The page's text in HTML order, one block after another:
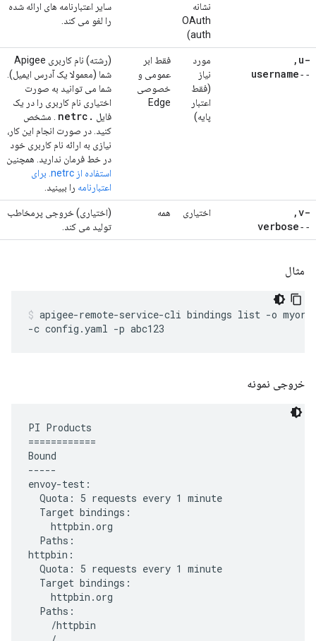
نشانه
OAuth
auth)
سایر اعتبارنامه های ارائه شده
را لغو می کند.
-u
,
‑‑username
مورد
نیاز
(فقط
اعتبار
پایه)
فقط ابر
عمومی و
خصوصی
Edge
(رشته) نام کاربری Apigee
شما (معمولا یک آدرس ایمیل).
شما می توانید به صورت
اختیاری نام کاربری را در یک
فایل
.
netrc . مشخص
کنید. در صورت انجام این کار،
نیازی به ارائه نام کاربری خود
در خط فرمان ندارید. همچنین
استفاده از netrc. برای
اعتبارنامه را ببینید.
-v
,
‑‑verbose
اختیاری همه
(اختیاری) خروجی پرمخاطب
تولید می کند.
مثال
apigee-remote-service-cli bindings list -o myorg
-c config.yaml -p abc123
خروجی نمونه
PI Products
============
Bound
-----
envoy-test:
  Quota: 5 requests every 1 minute
  Target bindings:
    httpbin.org
  Paths:
httpbin:
  Quota: 5 requests every 1 minute
  Target bindings:
    httpbin.org
  Paths:
    /httpbin